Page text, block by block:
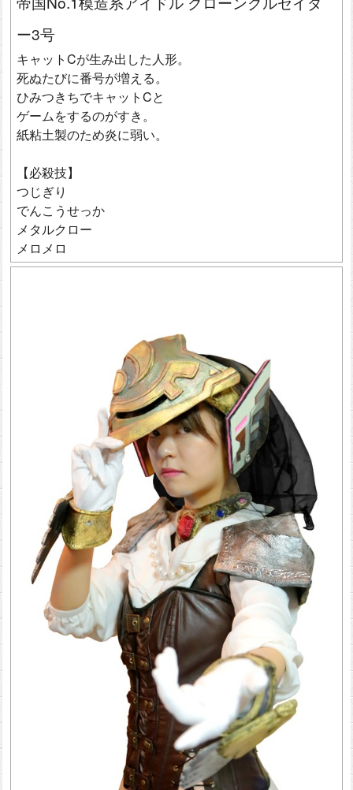
ー3号
キャットCが生み出した人形。
死ぬたびに番号が増える。
ひみつきちでキャットCと
ゲームをするのがすき。
紙粘土製のため炎に弱い。
【必殺技】
つじぎり
でんこうせっか
メタルクロー
メロメロ